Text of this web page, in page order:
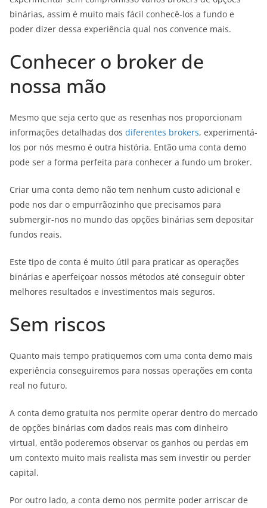
binárias, assim é muito mais fácil conhecê-los a fundo e
poder dizer dessa experiência qual nos convence mais.
Conhecer o broker de
nossa mão
Mesmo que seja certo que as resenhas nos proporcionam
informações detalhadas dos diferentes brokers, experimentá-
los por nós mesmo é outra história. Então uma conta demo
pode ser a forma perfeita para conhecer a fundo um broker.
Criar uma conta demo não tem nenhum custo adicional e
pode nos dar o empurrãozinho que precisamos para
submergir-nos no mundo das opções binárias sem depositar
fundos reais.
Este tipo de conta é muito útil para praticar as operações
binárias e aperfeiçoar nossos métodos até conseguir obter
melhores resultados e investimentos mais seguros.
Sem riscos
Quanto mais tempo pratiquemos com uma conta demo mais
experiência conseguiremos para nossas operações em conta
real no futuro.
A conta demo gratuita nos permite operar dentro do mercado
de opções binárias com dados reais mas com dinheiro
virtual, então poderemos observar os ganhos ou perdas em
um contexto muito mais realista mas sem investir ou perder
capital.
Por outro lado, a conta demo nos permite poder arriscar de